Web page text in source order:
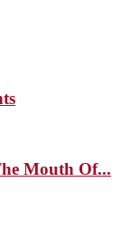
Mouth Of...